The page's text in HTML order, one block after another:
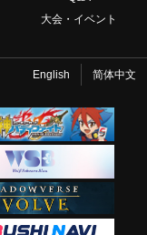
大会・イベント
English 简体中文